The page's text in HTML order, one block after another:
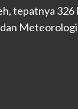
tepatnya